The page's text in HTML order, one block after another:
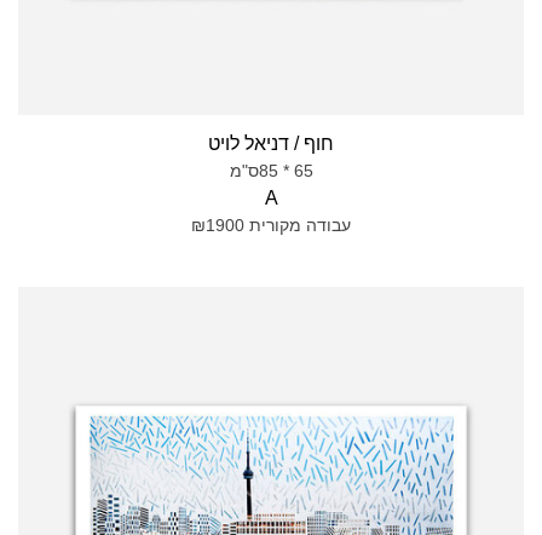
חוף / דניאל לויט
65 * 85ס"מ
A
עבודה מקורית ₪1900